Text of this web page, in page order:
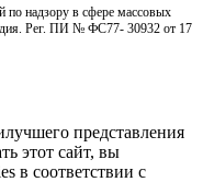
по надзору в сфере массовых
Рег. ПИ № ФС77- 30932 от 17
представления
этот сайт, вы
в соответствии с